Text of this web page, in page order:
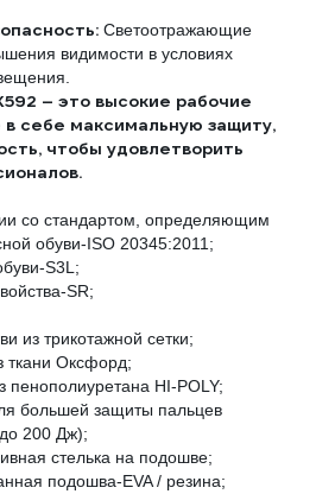
Светоотражающие
видимости в условиях
– это высокие рабочие
себе максимальную защиту,
чтобы удовлетворить
со стандартом, определяющим
обуви-ISO 20345:2011;
S3L;
SR;
из трикотажной сетки;
ткани Оксфорд;
пенополиуретана HI-POLY;
большей защиты пальцев
200 Дж);
стелька на подошве;
подошва-EVA / резина;